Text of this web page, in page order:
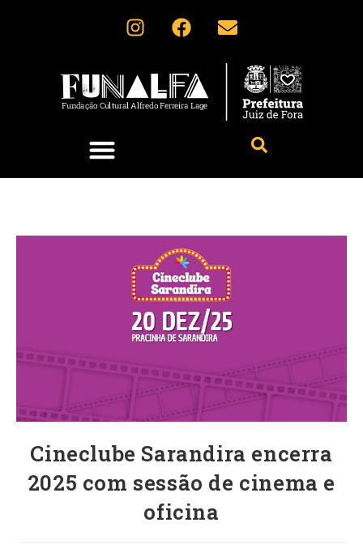
Cineclube Sarandira encerra
2025 com sessão de cinema e
oficina